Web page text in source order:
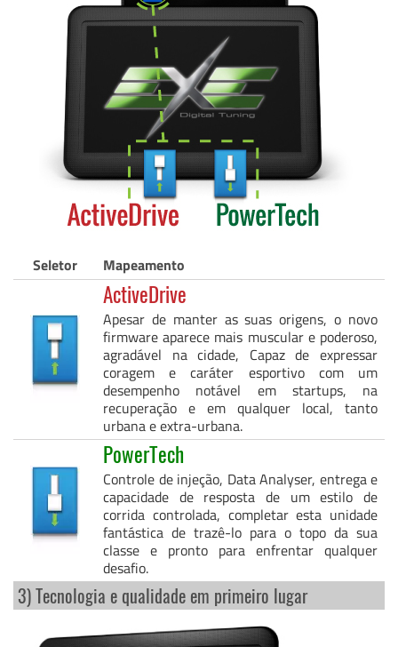
Seletor Mapeamento
ActiveDrive
Apesar de manter as suas origens, o novo
firmware aparece mais muscular e poderoso,
agradável na cidade, Capaz de expressar
coragem e caráter esportivo com um
desempenho notável em startups, na
recuperação e em qualquer local, tanto
urbana e extra-urbana.
PowerTech
Controle de injeção, Data Analyser, entrega e
capacidade de resposta de um estilo de
corrida controlada, completar esta unidade
fantástica de trazê-lo para o topo da sua
classe e pronto para enfrentar qualquer
desafio.
3) Tecnologia e qualidade em primeiro lugar